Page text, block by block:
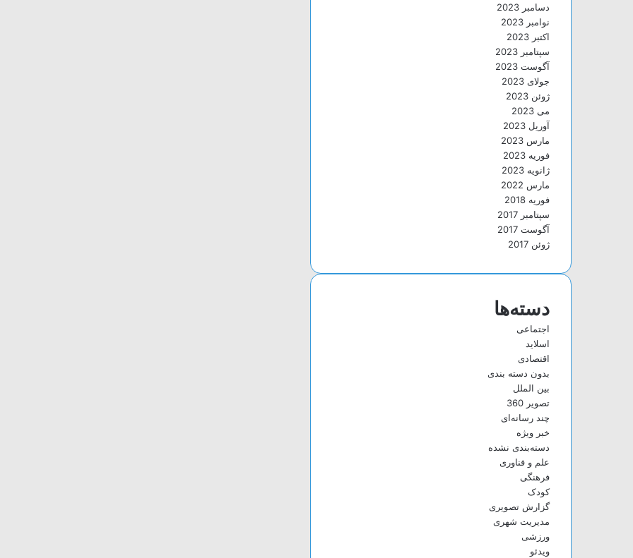
دسامبر 2023
نوامبر 2023
اکتبر 2023
سپتامبر 2023
آگوست 2023
جولای 2023
ژوئن 2023
می 2023
آوریل 2023
مارس 2023
فوریه 2023
ژانویه 2023
مارس 2022
فوریه 2018
سپتامبر 2017
آگوست 2017
ژوئن 2017
دسته‌ها
اجتماعی
اسلاید
اقتصادی
بدون دسته بندی
بین الملل
تصویر 360
چند رسانه‌ای
خبر ویژه
دسته‌بندی نشده
علم و فناوری
فرهنگی
کودک
گزارش تصویری
مدیریت شهری
ورزشی
ویدئو